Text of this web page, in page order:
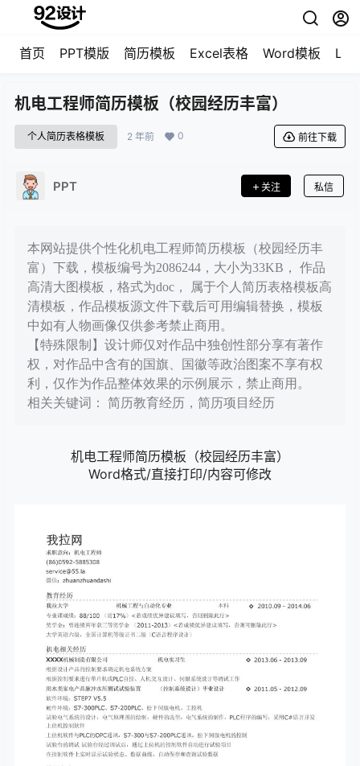
首页 PPT模版 简历模板 Excel表格 Word模板
机电工程师简历模板（校园经历丰富）
个人简历表格模板 2 年前 0 前往下载
PPT 关注 私信
本网站提供个性化机电工程师简历模板（校园经历丰
富）下载，模板编号为2086244，大小为33KB， 作品
高清大图模板，格式为doc， 属于个人简历表格模板高
清模板，作品模板源文件下载后可用编辑替换，模板
中如有人物画像仅供参考禁止商用。
【特殊限制】设计师仅对作品中独创性部分享有著作
权，对作品中含有的国旗、国徽等政治图案不享有权
利，仅作为作品整体效果的示例展示，禁止商用。
相关关键词： 简历教育经历，简历项目经历
机电工程师简历模板（校园经历丰富）
Word格式/直接打印/内容可修改